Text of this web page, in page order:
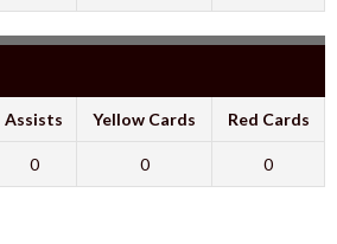
Assists Yellow Cards Red Cards
0 0 0